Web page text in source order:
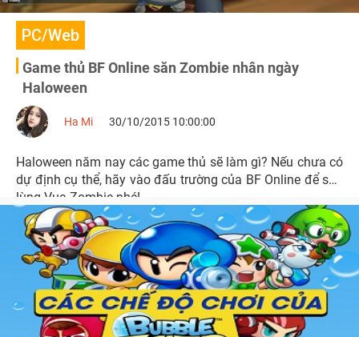
PC/Web
Game thủ BF Online săn Zombie nhân ngày
Haloween
Ha Mi 30/10/2015 10:00:00
Haloween năm nay các game thủ sẽ làm gì? Nếu chưa có
dự định cụ thể, hãy vào đấu trường của BF Online để săn
lùng Vua Zombie nhé!